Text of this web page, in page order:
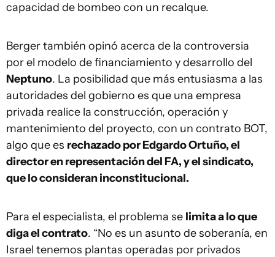
capacidad de bombeo con un recalque.
Berger también opinó acerca de la controversia
por el modelo de financiamiento y desarrollo del
Neptuno. La posibilidad que más entusiasma a las
autoridades del gobierno es que una empresa
privada realice la construcción, operación y
mantenimiento del proyecto, con un contrato BOT,
algo que es rechazado por Edgardo Ortuño, el
director en representación del FA, y el sindicato,
que lo consideran inconstitucional.
Para el especialista, el problema se limita a lo que
diga el contrato. “No es un asunto de soberanía, en
Israel tenemos plantas operadas por privados